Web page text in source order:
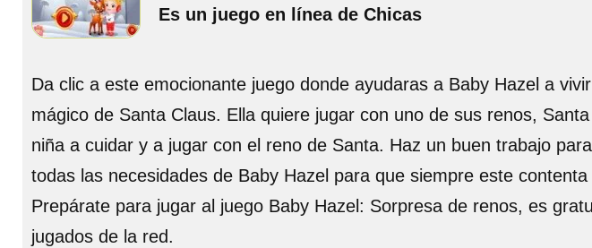
Es un juego en línea de Chicas
Da clic a este emocionante juego donde ayudaras a Baby Hazel a
mágico de Santa Claus. Ella quiere jugar con uno de sus renos,
niña a cuidar y a jugar con el reno de Santa. Haz un buen trabajo
todas las necesidades de Baby Hazel para que siempre este
Prepárate para jugar al juego Baby Hazel: Sorpresa de renos, es
jugados de la red.